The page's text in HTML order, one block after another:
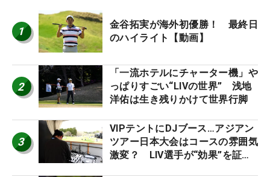
1
金谷拓実が海外初優勝！ 最終日
のハイライト【動画】
2
「一流ホテルにチャーター機」や
っぱりすごい“LIVの世界” 浅地
洋佑は生き残りかけて世界行脚
3
VIPテントにDJブース…アジアン
ツアー日本大会はコースの雰囲気
激変？ LIV選手が“効果”を証言